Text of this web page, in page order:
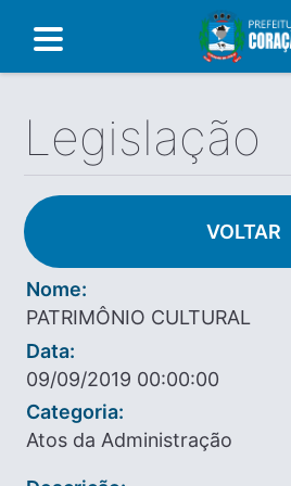
Legislação
VOLTAR
Nome:
PATRIMÔNIO CULTURAL
Data:
09/09/2019 00:00:00
Categoria:
Atos da Administração